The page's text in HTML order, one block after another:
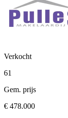
Verkocht
61
Gem. prijs
€ 478.000